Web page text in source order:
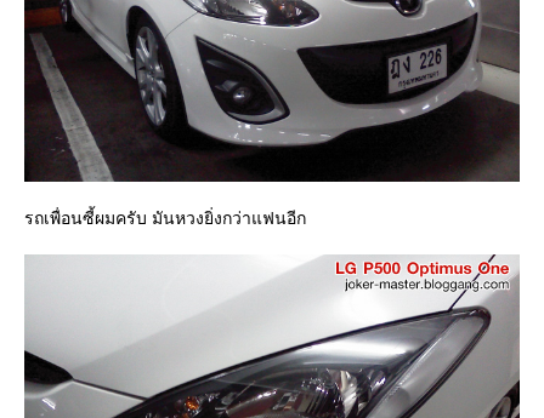
รถเพื่อนซี้ผมครับ มันหวงยิ่งกว่าแฟนอีก